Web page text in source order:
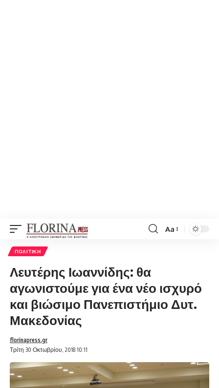
Font
Aa
ΠΟΛΙΤΙΚΉ
Λευτέρης Ιωαννίδης: θα
αγωνιστούμε για ένα νέο ισχυρό
και βιώσιμο Πανεπιστήμιο Δυτ.
Μακεδονίας
Τρίτη 30 Οκτωβρίου, 2018 10:11
florinapress.gr